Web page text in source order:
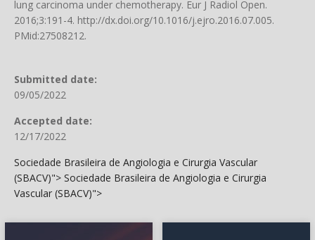
lung carcinoma under chemotherapy. Eur J Radiol Open.
2016;3:191-4. http://dx.doi.org/10.1016/j.ejro.2016.07.005.
PMid:27508212.
Submitted date:
09/05/2022
Accepted date:
12/17/2022
Sociedade Brasileira de Angiologia e Cirurgia Vascular
(SBACV)"> Sociedade Brasileira de Angiologia e Cirurgia
Vascular (SBACV)">